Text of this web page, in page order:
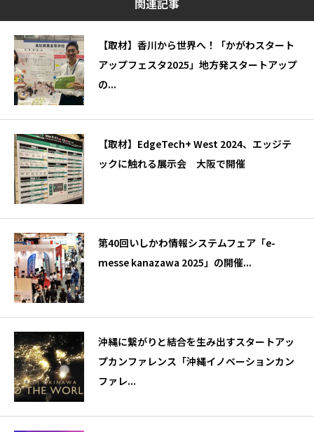
【取材】香川から世界へ！「かがわスタート
アップフェスタ2025」地方発スタートアップ
の...
【取材】EdgeTech+ West 2024、エッジテ
ックに触れる展示会 大阪で開催
第40回いしかわ情報システムフェア「e-
messe kanazawa 2025」の開催...
沖縄に繋がりと結合を生み出すスタートアッ
プカンファレンス「沖縄イノベーションカン
ファレ...